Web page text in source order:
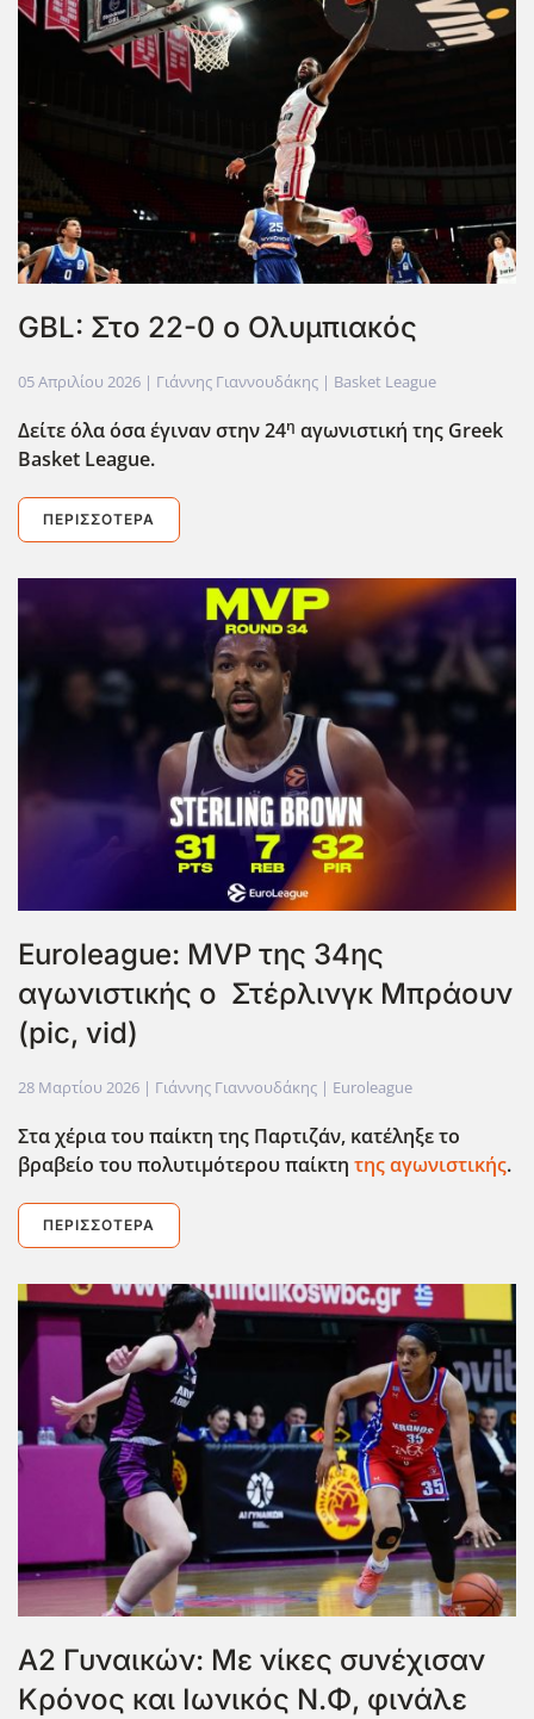
GBL: Στο 22-0 ο Ολυμπιακός
05 Απριλίου 2026 | Γιάννης Γιαννουδάκης | Basket League
Δείτε όλα όσα έγιναν στην 24η αγωνιστική της Greek
Basket League.
ΠΕΡΙΣΣΌΤΕΡΑ
Euroleague: MVP της 34ης
αγωνιστικής ο Στέρλινγκ Μπράουν
(pic, vid)
28 Μαρτίου 2026 | Γιάννης Γιαννουδάκης | Euroleague
Στα χέρια του παίκτη της Παρτιζάν, κατέληξε το
βραβείο του πολυτιμότερου παίκτη της αγωνιστικής.
ΠΕΡΙΣΣΌΤΕΡΑ
Α2 Γυναικών: Με νίκες συνέχισαν
Κρόνος και Ιωνικός Ν.Φ, φινάλε